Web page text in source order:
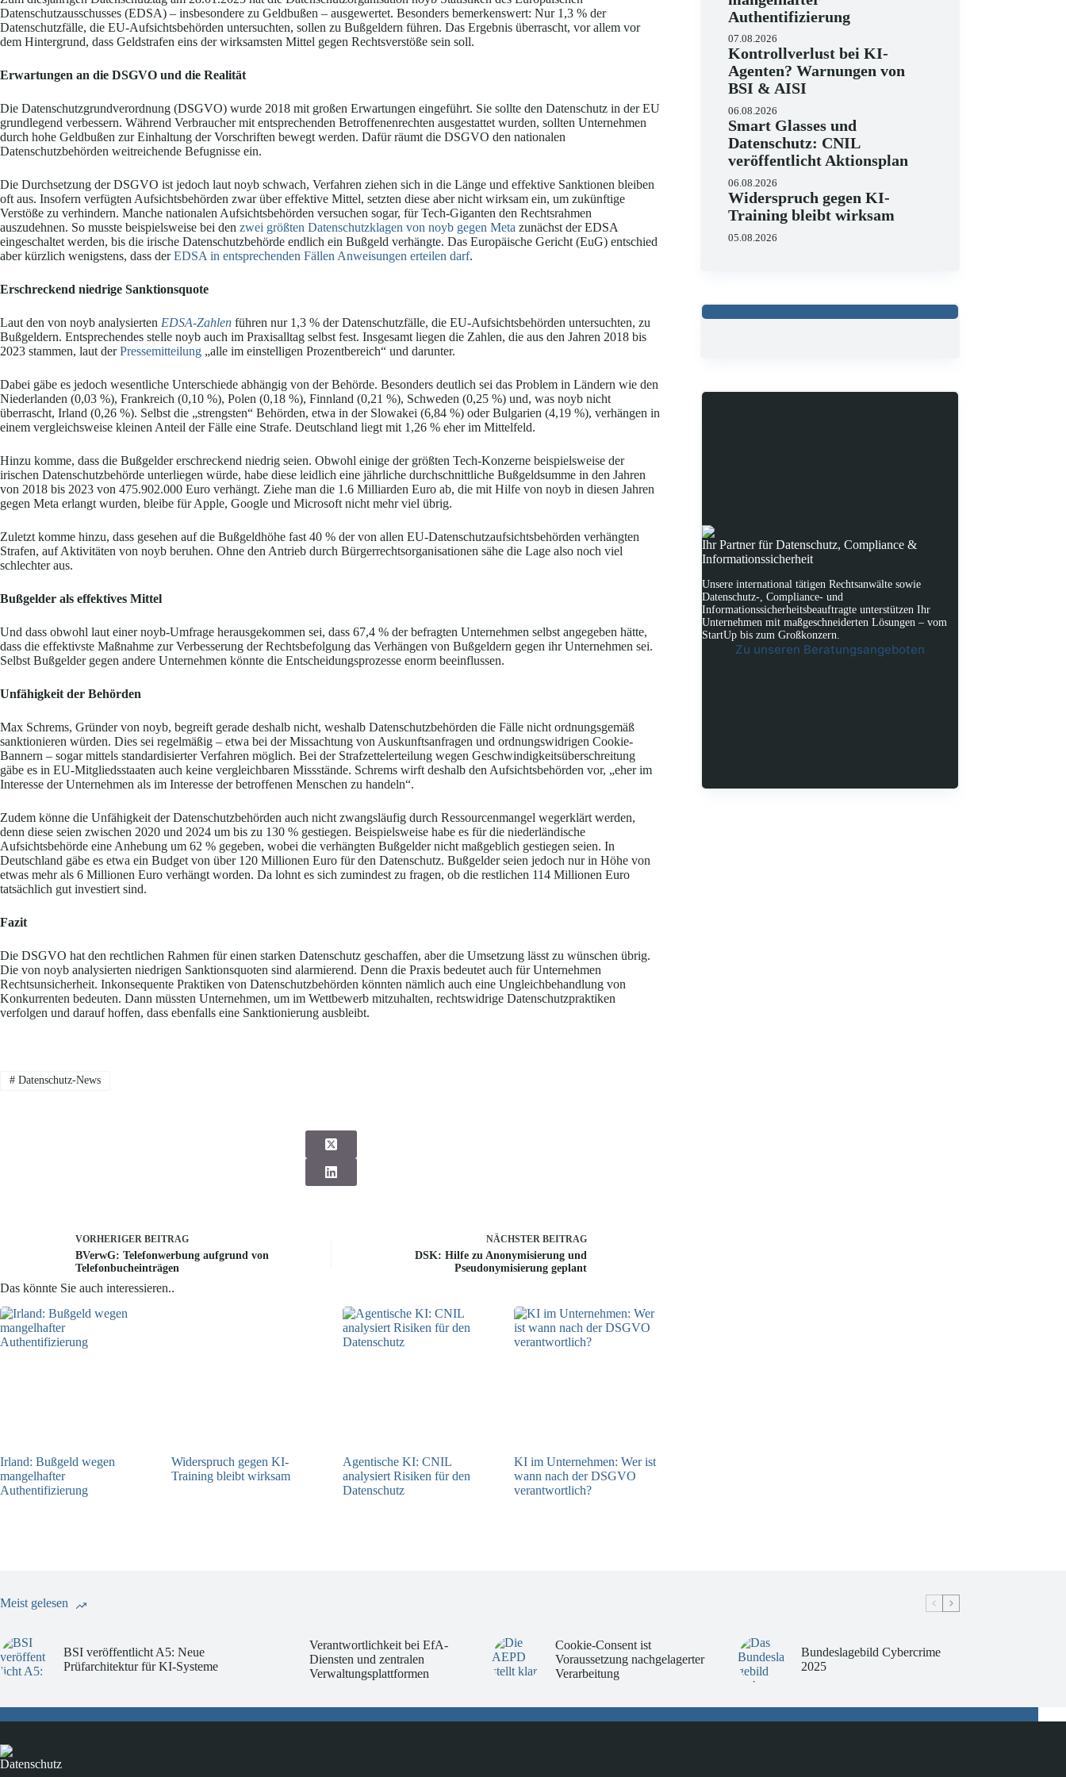
Datenschutzausschusses (EDSA) – insbesondere zu Geldbußen – ausgewertet. Besonders bemerkenswert: Nur 1,3 % der
Datenschutzfälle, die EU-Aufsichtsbehörden untersuchten, sollen zu Bußgeldern führen. Das Ergebnis überrascht, vor allem vor
dem Hintergrund, dass Geldstrafen eins der wirksamsten Mittel gegen Rechtsverstöße sein soll.
Erwartungen an die DSGVO und die Realität
Die Datenschutzgrundverordnung (DSGVO) wurde 2018 mit großen Erwartungen eingeführt. Sie sollte den Datenschutz in der EU
grundlegend verbessern. Während Verbraucher mit entsprechenden Betroffenenrechten ausgestattet wurden, sollten Unternehmen
durch hohe Geldbußen zur Einhaltung der Vorschriften bewegt werden. Dafür räumt die DSGVO den nationalen
Datenschutzbehörden weitreichende Befugnisse ein.
Die Durchsetzung der DSGVO ist jedoch laut noyb schwach, Verfahren ziehen sich in die Länge und effektive Sanktionen bleiben
oft aus. Insofern verfügten Aufsichtsbehörden zwar über effektive Mittel, setzten diese aber nicht wirksam ein, um zukünftige
Verstöße zu verhindern. Manche nationalen Aufsichtsbehörden versuchen sogar, für Tech-Giganten den Rechtsrahmen
auszudehnen. So musste beispielsweise bei den zwei größten Datenschutzklagen von noyb gegen Meta zunächst der EDSA
eingeschaltet werden, bis die irische Datenschutzbehörde endlich ein Bußgeld verhängte. Das Europäische Gericht (EuG) entschied
aber kürzlich wenigstens, dass derEDSA in entsprechenden Fällen Anweisungen erteilen darf.
Erschreckend niedrige Sanktionsquote
Laut den von noyb analysierten EDSA-Zahlen führen nur 1,3 % der Datenschutzfälle, die EU-Aufsichtsbehörden untersuchten, zu
Bußgeldern. Entsprechendes stelle noyb auch im Praxisalltag selbst fest. Insgesamt liegen die Zahlen, die aus den Jahren 2018 bis
2023 stammen, laut derPressemitteilung „alle im einstelligen Prozentbereich“ und darunter.
Dabei gäbe es jedoch wesentliche Unterschiede abhängig von der Behörde. Besonders deutlich sei das Problem in Ländern wie den
Niederlanden (0,03 %), Frankreich (0,10 %), Polen (0,18 %), Finnland (0,21 %), Schweden (0,25 %) und, was noyb nicht
überrascht, Irland (0,26 %). Selbst die „strengsten“ Behörden, etwa in der Slowakei (6,84 %) oder Bulgarien (4,19 %), verhängen in
einem vergleichsweise kleinen Anteil der Fälle eine Strafe. Deutschland liegt mit 1,26 % eher im Mittelfeld.
Hinzu komme, dass die Bußgelder erschreckend niedrig seien. Obwohl einige der größten Tech-Konzerne beispielsweise der
irischen Datenschutzbehörde unterliegen würde, habe diese leidlich eine jährliche durchschnittliche Bußgeldsumme in den Jahren
von 2018 bis 2023 von 475.902.000 Euro verhängt. Ziehe man die 1.6 Milliarden Euro ab, die mit Hilfe von noyb in diesen Jahren
gegen Meta erlangt wurden, bleibe für Apple, Google und Microsoft nicht mehr viel übrig.
Zuletzt komme hinzu, dass gesehen auf die Bußgeldhöhe fast 40 % der von allen EU-Datenschutzaufsichtsbehörden verhängten
Strafen, auf Aktivitäten von noyb beruhen. Ohne den Antrieb durch Bürgerrechtsorganisationen sähe die Lage also noch viel
schlechter aus.
Bußgelder als effektives Mittel
Und dass obwohl laut einer noyb-Umfrage herausgekommen sei, dass 67,4 % der befragten Unternehmen selbst angegeben hätte,
dass die effektivste Maßnahme zur Verbesserung der Rechtsbefolgung das Verhängen von Bußgeldern gegen ihr Unternehmen sei.
Selbst Bußgelder gegen andere Unternehmen könnte die Entscheidungsprozesse enorm beeinflussen.
Unfähigkeit der Behörden
Max Schrems, Gründer von noyb, begreift gerade deshalb nicht, weshalb Datenschutzbehörden die Fälle nicht ordnungsgemäß
sanktionieren würden. Dies sei regelmäßig – etwa bei der Missachtung von Auskunftsanfragen und ordnungswidrigen Cookie-
Bannern – sogar mittels standardisierter Verfahren möglich. Bei der Strafzettelerteilung wegen Geschwindigkeitsüberschreitung
gäbe es in EU-Mitgliedsstaaten auch keine vergleichbaren Missstände. Schrems wirft deshalb den Aufsichtsbehörden vor, „eher im
Interesse der Unternehmen als im Interesse der betroffenen Menschen zu handeln“.
Zudem könne die Unfähigkeit der Datenschutzbehörden auch nicht zwangsläufig durch Ressourcenmangel wegerklärt werden,
denn diese seien zwischen 2020 und 2024 um bis zu 130 % gestiegen. Beispielsweise habe es für die niederländische
Aufsichtsbehörde eine Anhebung um 62 % gegeben, wobei die verhängten Bußgelder nicht maßgeblich gestiegen seien. In
Deutschland gäbe es etwa ein Budget von über 120 Millionen Euro für den Datenschutz. Bußgelder seien jedoch nur in Höhe von
etwas mehr als 6 Millionen Euro verhängt worden. Da lohnt es sich zumindest zu fragen, ob die restlichen 114 Millionen Euro
tatsächlich gut investiert sind.
Fazit
Die DSGVO hat den rechtlichen Rahmen für einen starken Datenschutz geschaffen, aber die Umsetzung lässt zu wünschen übrig.
Die von noyb analysierten niedrigen Sanktionsquoten sind alarmierend. Denn die Praxis bedeutet auch für Unternehmen
Rechtsunsicherheit. Inkonsequente Praktiken von Datenschutzbehörden könnten nämlich auch eine Ungleichbehandlung von
Konkurrenten bedeuten. Dann müssten Unternehmen, um im Wettbewerb mitzuhalten, rechtswidrige Datenschutzpraktiken
verfolgen und darauf hoffen, dass ebenfalls eine Sanktionierung ausbleibt.
#Datenschutz-News
VORHERIGER BEITRAG
BVerwG: Telefonwerbung aufgrund von
Telefonbucheinträgen
NÄCHSTER BEITRAG
DSK: Hilfe zu Anonymisierung und
Pseudonymisierung geplant
Das könnte Sie auch interessieren..
Irland: Bußgeld wegen
mangelhafter
Authentifizierung
Widerspruch gegen KI-
Training bleibt wirksam
Agentische KI: CNIL
analysiert Risiken für den
Datenschutz
KI im Unternehmen: Wer ist
wann nach der DSGVO
verantwortlich?
Authentifizierung
07.08.2026
Kontrollverlust bei KI-
Agenten? Warnungen von
BSI & AISI
06.08.2026
Smart Glasses und
Datenschutz: CNIL
veröffentlicht Aktionsplan
06.08.2026
Widerspruch gegen KI-
Training bleibt wirksam
05.08.2026
Ihr Partner für Datenschutz, Compliance &
Informationssicherheit
Unsere international tätigen Rechtsanwälte sowie
Datenschutz-, Compliance- und
Informationssicherheitsbeauftragte unterstützen Ihr
Unternehmen mit maßgeschneiderten Lösungen – vom
StartUp bis zum Großkonzern.
Zu unseren Beratungsangeboten
Meist gelesen
BSI veröffentlicht A5: Neue
Prüfarchitektur für KI-Systeme
Verantwortlichkeit bei EfA-
Diensten und zentralen
Verwaltungsplattformen
Cookie-Consent ist
Voraussetzung nachgelagerter
Verarbeitung
Bundeslagebild Cybercrime
2025
Datenschutz